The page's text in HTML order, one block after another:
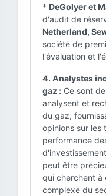
* DeGolyer et
d'audit de
Netherland,
société de
l'évaluation et
4. Analystes
gaz : Ce sont
analysent et
du gaz,
opinions sur les
performance
peut être
qui cherchent à
complexe du